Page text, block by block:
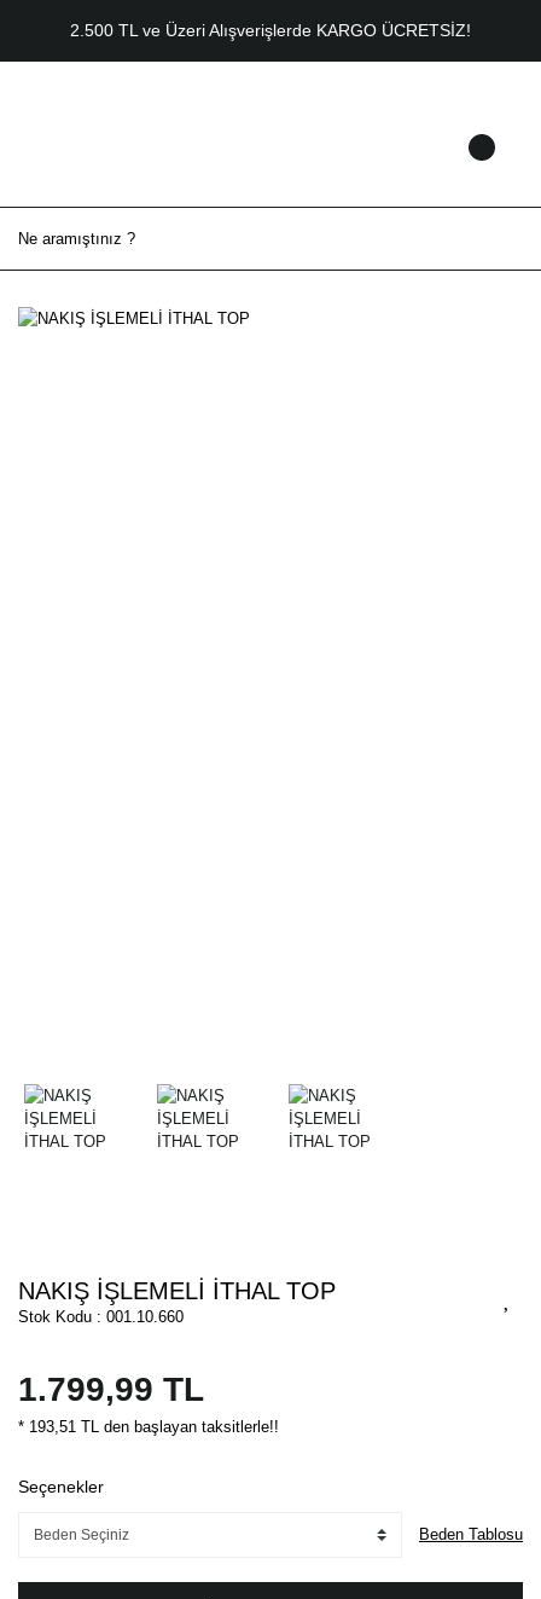
2.500 TL ve Üzeri Alışverişlerde KARGO ÜCRETSİZ!
NAKIŞ İŞLEMELİ İTHAL TOP
Stok Kodu : 001.10.660
1.799,99 TL
* 193,51 TL den başlayan taksitlerle!!
Seçenekler
Beden Tablosu